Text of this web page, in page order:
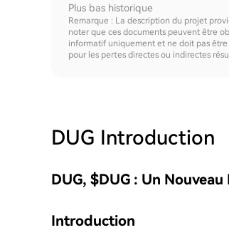
Plus bas historique
Remarque : La description du projet
noter que ces documents peuvent être
informatif uniquement et ne doit pas
pour les pertes directes ou indirectes
DUG Introduction
DUG, $DUG : Un
Introduction